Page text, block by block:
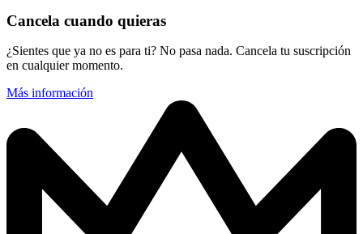
Cancela cuando quieras
¿Sientes que ya no es para ti? No pasa nada. Cancela tu suscripción
en cualquier momento.
Más información